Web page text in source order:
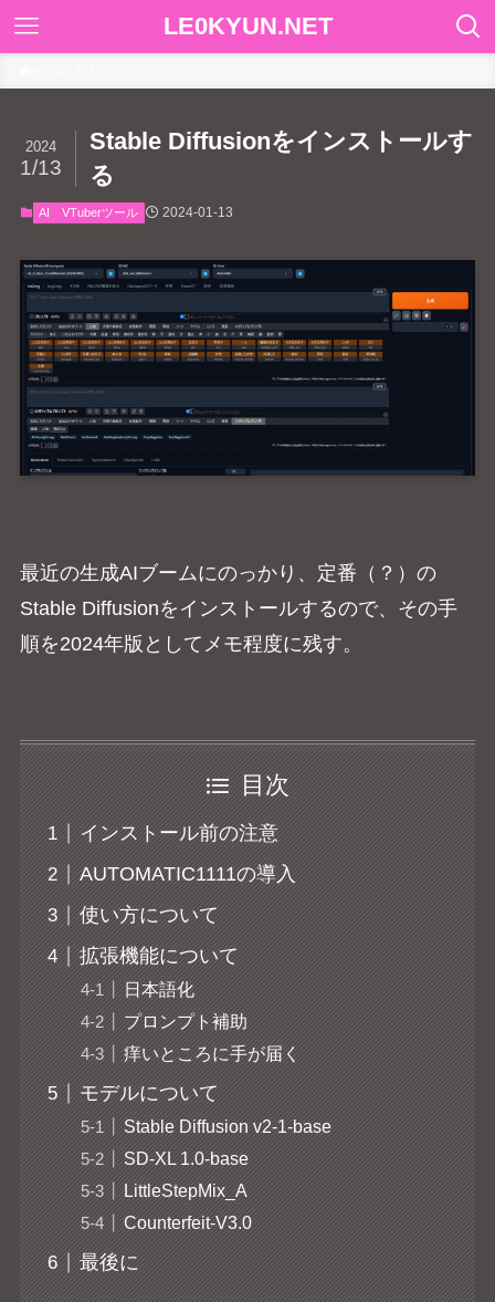
LE0KYUN.NET
Stable Diffusionをインストールす
る
2024
1/13
AI VTuberツール 2024-01-13
最近の生成AIブームにのっかり、定番（？）の
Stable Diffusionをインストールするので、その手
順を2024年版としてメモ程度に残す。
目次
インストール前の注意
AUTOMATIC1111の導入
使い方について
拡張機能について
日本語化
プロンプト補助
痒いところに手が届く
モデルについて
Stable Diffusion v2-1-base
SD-XL 1.0-base
LittleStepMix_A
Counterfeit-V3.0
最後に